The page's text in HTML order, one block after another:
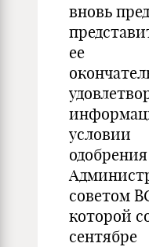
вновь
ее
условии
одобрения
советом
которой
сентябре